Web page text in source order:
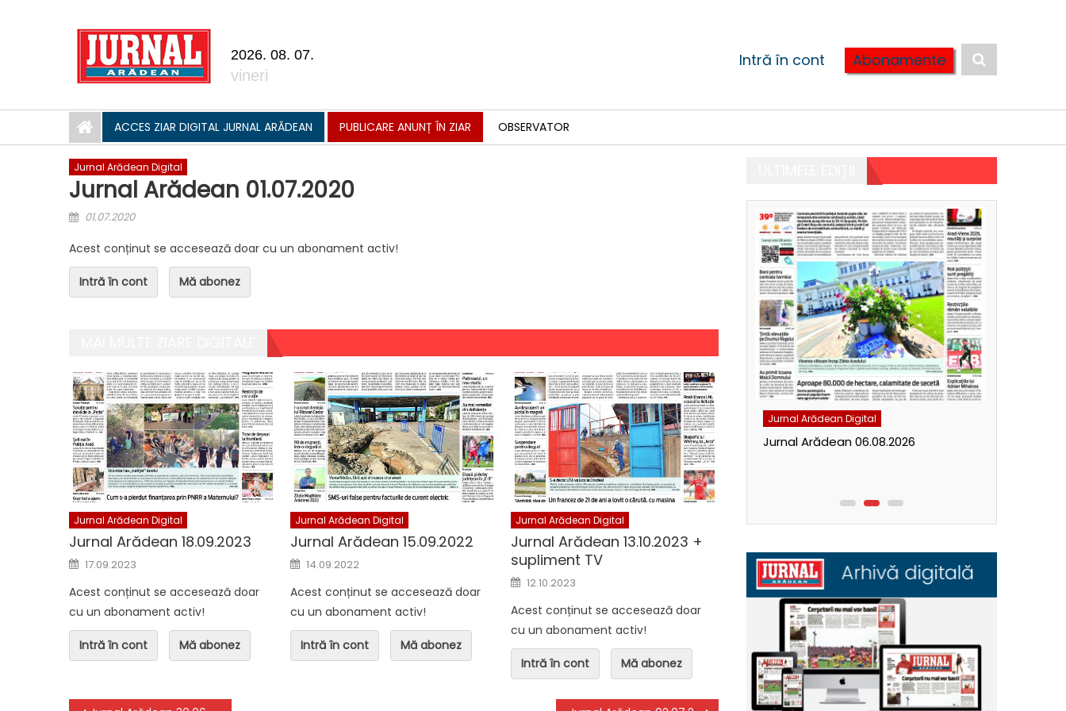
2026. 08. 07.
vineri
Intră în cont Abonamente
ACCES ZIAR DIGITAL JURNAL ARĂDEAN PUBLICARE ANUNȚ ÎN ZIAR OBSERVATOR
Jurnal Arădean Digital
Jurnal Arădean 01.07.2020
Posted on
01.07.2020
Acest conținut se accesează doar cu un abonament activ!
Intră în cont Mă abonez
Jurnal Arădean Digital
Jurnal Arădean 18.09.2023
Posted on
17.09.2023
Acest conținut se accesează doar
cu un abonament activ!
Intră în cont Mă abonez
Jurnal Arădean Digital
Jurnal Arădean 15.09.2022
Posted on
14.09.2022
Acest conținut se accesează doar
cu un abonament activ!
Intră în cont Mă abonez
Jurnal Arădean Digital
Jurnal Arădean 13.10.2023 +
supliment TV
Posted on
12.10.2023
Acest conținut se accesează doar
cu un abonament activ!
Intră în cont Mă abonez
Jurnal Arădean Digital
Jurnal Arădean 06.08.2026
Jurnal Arădean Digital
Jurnal Arădean 05.08.2026
Jurnal Arădean Digital
Jurnal Arădean 07.08.2026 +
supliment TV
Jurnal Arădean Digital
Jurnal Arădean 06.08.2026